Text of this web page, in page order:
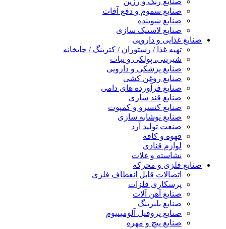
صنایع سموم و دفع آفات
صنایع شوینده
صنایع لاستیک سازی
صنایع غذایی و دارویی
تهیه غذا / رستوران / کترینگ / چایخانه
شیرینی، پولکی و نبات
صنایع پزشکی و دارویی
صنایع روغن کشی
صنایع فرآورده های دامی
صنایع قند سازی
صنایع کنسرو و کمپوت
صنایع نوشابه سازی
صنعت تولید آرد
قهوه و کافه
لوازم قنادی
نشاسته و غلات
صنایع فلزی و محرکه
اتصالات قابل انعطاف فلزی
پرسکاری فلزات
صنایع آهن آلات
صنایع بلبرینگ
صنایع پروفیل آلومینیوم
صنایع پیچ و مهره